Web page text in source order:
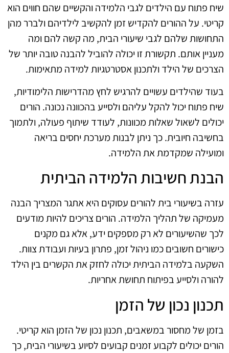
שיח פתוח עם הילדים לגבי הלמידה והקשיים שהם חווים הוא
קריטי. על ההורים להקדיש זמן להקשיב לילדיהם ולברר מהן
התחושות שלהם לגבי שיעורי הבית, מה קשה להם ומה
מעניין אותם. תקשורת זו יכולה להוביל להבנה טובה יותר של
הצרכים של הילד ולתכנון אסטרטגיות למידה מתאימות.
בעוד שהילדים עשויים להרגיש לחץ מהדרישות הלימודיות,
שיח פתוח יכול להקל עליהם ולסייע בהכוונה נכונה. הורים
יכולים לשאול שאלות מכוונות, לעודד שיתוף פעולה, ולתמוך
בחשיבה חיובית. כך ניתן לבנות מערכת יחסים בריאה
ומועילה שמקדמת את הלמידה.
הבנת חשיבות הלמידה הביתית
עזרה בשיעורי בית להורים עסוקים היא אתגר המצריך הבנה
מעמיקה של תהליך הלמידה. הורים צריכים להיות מודעים
לכך שהשיעורים לא רק מספקים ידע, אלא גם מקנים
כישורים חשובים כמו ניהול זמן, פתרון בעיות ועבודת צוות.
השקעה בלמידה הביתית יכולה לחזק את הקשרים בין הילד
להורה ולסייע בפיתוח תחושת אחריות.
תכנון נכון של הזמן
בזמן של מחסור במשאבים, תכנון נכון של הזמן הוא קריטי.
הורים יכולים לקבוע זמנים קבועים לסיוע בשיעורי הבית, כך